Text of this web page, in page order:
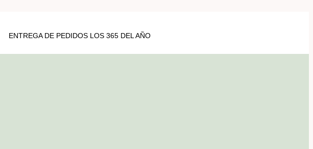
ENTREGA DE PEDIDOS LOS 365 DEL AÑO